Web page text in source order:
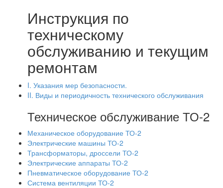
Инструкция по
техническому
обслуживанию и текущим
ремонтам
I. Указания мер безопасности.
II. Виды и периодичность технического обслуживания
Техническое обслуживание ТО-2
Механическое оборудование ТО-2
Электрические машины ТО-2
Трансформаторы, дроссели ТО-2
Электрические аппараты ТО-2
Пневматическое оборудование ТО-2
Система вентиляции ТО-2